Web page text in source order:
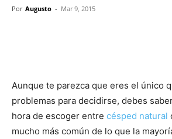
Por Augusto - Mar 9, 2015
Aunque te parezca que eres el único
problemas para decidirse, debes
hora de escoger entre césped natural
mucho más común de lo que la